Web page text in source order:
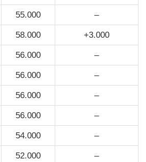
55.000 –
58.000 +3.000
56.000 –
56.000 –
56.000 –
56.000 –
54.000 –
52.000 –